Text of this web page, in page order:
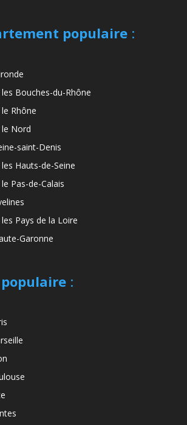
populaire:
Bouches-du-Rhône
Rhône
Nord
saint-Denis
Hauts-de-Seine
Pas-de-Calais
Pays de la Loire
Garonne
: